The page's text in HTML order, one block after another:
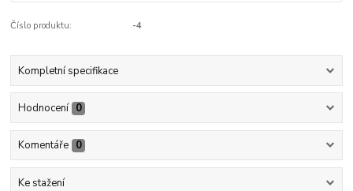
Číslo produktu: -4
Kompletní specifikace
Hodnocení 0
Komentáře 0
Ke stažení